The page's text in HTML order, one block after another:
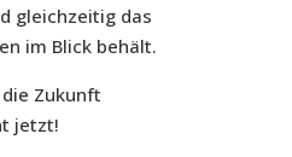
gleichzeitig das
im Blick behält.
Zukunft
jetzt!